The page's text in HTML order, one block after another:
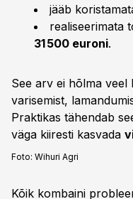
jääb
realiseerimata
31 500 euroni.
See arv ei hõlma veel
varisemist,
Praktikas tähendab
väga kiiresti kasvada
Foto: Wihuri Agri
Kõik kombaini